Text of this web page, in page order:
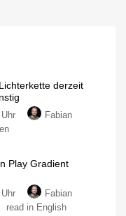
derzeit
Fabian
Play Gradient
Fabian
read in English